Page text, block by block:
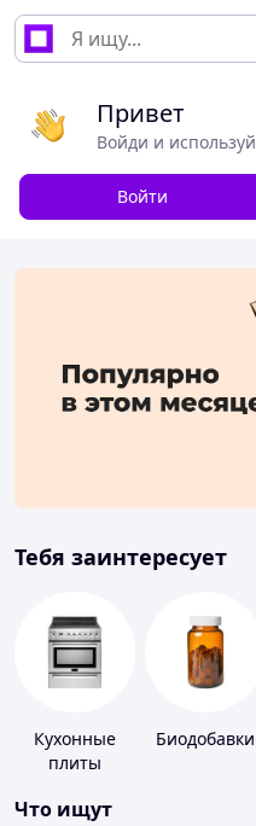
Привет
Войди и
Войти
Тебя заинтересует
Кухонные
плиты
Биодобавки
Что ищут